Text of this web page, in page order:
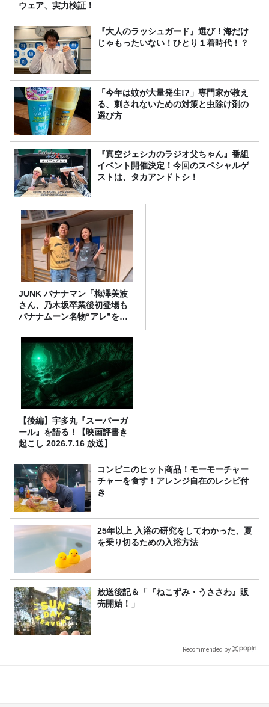
ウェア、実力検証！
『大人のラッシュガード』選び！海だけ
じゃもったいない！ひとり１着時代！？
「今年は蚊が大量発生!?」専門家が教え
る、刺されないための対策と虫除け剤の
選び方
『真空ジェシカのラジオ父ちゃん』番組
イベント開催決定！今回のスペシャルゲ
ストは、タカアンドトシ！
JUNK バナナマン「梅澤美波
さん、乃木坂卒業後初登場も
バナナムーン名物“アレ”を喰
らう」
【後編】宇多丸『スーパーガ
ール』を語る！【映画評書き
起こし 2026.7.16 放送】
コンビニのヒット商品！モーモーチャー
チャーを食す！アレンジ自在のレシピ付
き
25年以上 入浴の研究をしてわかった、夏
を乗り切るための入浴方法
放送後記＆「『ねこずみ・うささわ』販
売開始！」
Recommended by